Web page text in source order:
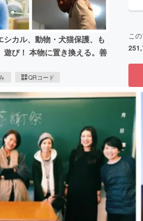
カル、動物・犬猫保護、も
び！ 本物に置き換える。善
QRコード
こ